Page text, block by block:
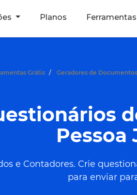
Planos
Grátis Geradores de Documentos
Pessoa
e Contadores. Crie
para enviar